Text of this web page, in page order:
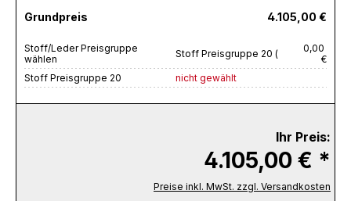
Grundpreis 4.105,00 €
Stoff/Leder Preisgruppe
wählen
Stoff Preisgruppe 20 (
0,00
€
Stoff Preisgruppe 20
nicht gewählt
Ihr Preis:
4.105,00 € *
Preise inkl. MwSt. zzgl. Versandkosten